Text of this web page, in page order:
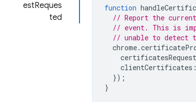
estReques
ted
function
// Report the
// event. This is
// unable to detect
chrome.
clientCertificates :
});
}